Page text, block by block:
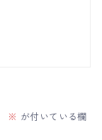
※ が付いている欄